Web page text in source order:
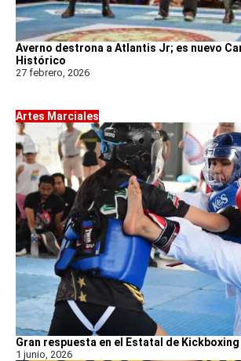
Averno destrona a Atlantis Jr; es nuevo
Histórico
27 febrero, 2026
Artes Marciales
Gran respuesta en el Estatal de Kickboxing
1 junio, 2026